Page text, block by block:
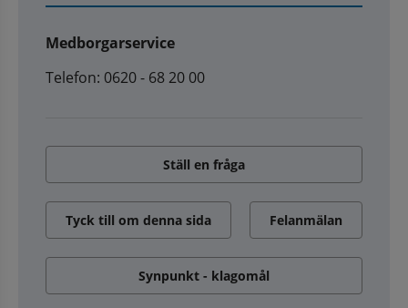
Medborgarservice
Telefon: 0620 - 68 20 00
Ställ en fråga
Tyck till om denna sida Felanmälan
Synpunkt - klagomål